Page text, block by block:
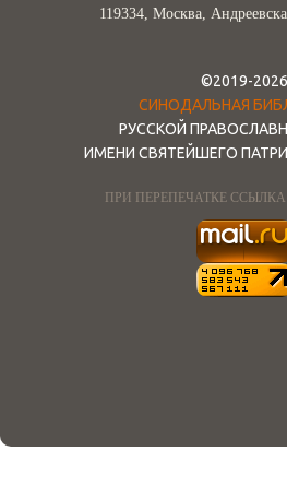
119334, Москва,
©2019-2026
СИНОДАЛЬНАЯ
РУССКОЙ
ИМЕНИ СВЯТЕЙШЕГО
ПРИ ПЕРЕПЕЧАТКЕ